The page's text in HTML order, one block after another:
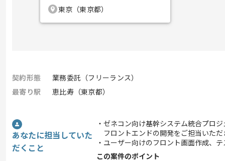
東京（東京都）
契約形態
業務委託（フリーランス）
最寄り駅
恵比寿（東京都）
あなたに担当していた
だくこと
・ゼネコン向け基幹システム統合プロ
フロントエンドの開発をご担当いただ
・ユーザー向けのフロント画面作成、
この案件のポイント